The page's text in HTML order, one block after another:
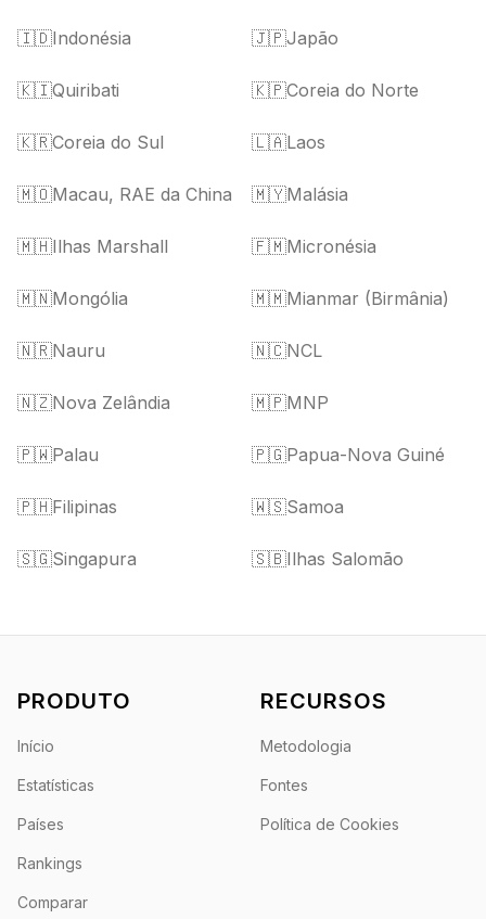
🇮🇩Indonésia 🇯🇵Japão
🇰🇮Quiribati 🇰🇵Coreia do Norte
🇰🇷Coreia do Sul 🇱🇦Laos
🇲🇴Macau, RAE da China 🇲🇾Malásia
🇲🇭Ilhas Marshall 🇫🇲Micronésia
🇲🇳Mongólia 🇲🇲Mianmar (Birmânia)
🇳🇷Nauru 🇳🇨NCL
🇳🇿Nova Zelândia 🇲🇵MNP
🇵🇼Palau 🇵🇬Papua-Nova Guiné
🇵🇭Filipinas 🇼🇸Samoa
🇸🇬Singapura 🇸🇧Ilhas Salomão
PRODUTO
Início
Estatísticas
Países
Rankings
Comparar
RECURSOS
Metodologia
Fontes
Política de Cookies